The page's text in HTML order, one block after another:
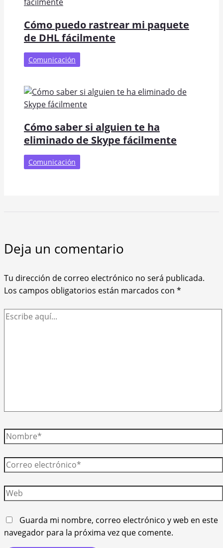
Cómo puedo rastrear mi paquete
de DHL fácilmente
Comunicación
Cómo saber si alguien te ha
eliminado de Skype fácilmente
Comunicación
Deja un comentario
Tu dirección de correo electrónico no será publicada.
Los campos obligatorios están marcados con *
Escribe
Nombre*
Correo
electrónico*
Web
Guarda mi nombre, correo electrónico y web en este
navegador para la próxima vez que comente.